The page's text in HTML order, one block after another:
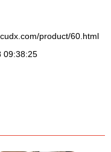
product/60.html
09:38:25